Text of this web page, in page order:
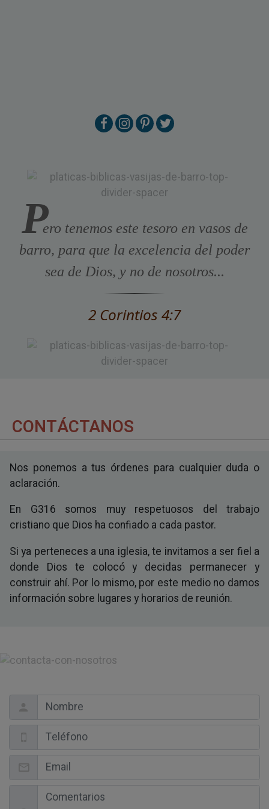
Pero tenemos este tesoro en vasos de
barro, para que la excelencia del poder
sea de Dios, y no de nosotros...
2 Corintios 4:7
CONTÁCTANOS
Nos ponemos a tus órdenes para cualquier duda o
aclaración.
En G316 somos muy respetuosos del trabajo
cristiano que Dios ha confiado a cada pastor.
Si ya perteneces a una iglesia, te invitamos a ser fiel a
donde Dios te colocó y decidas permanecer y
construir ahí. Por lo mismo, por este medio no damos
información sobre lugares y horarios de reunión.